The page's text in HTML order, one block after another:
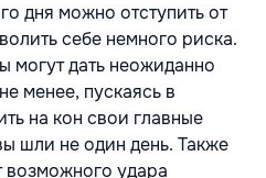
дня можно отступить от
себе немного риска.
могут дать неожиданно
менее, пускаясь в
на кон свои главные
шли не один день. Также
возможного удара